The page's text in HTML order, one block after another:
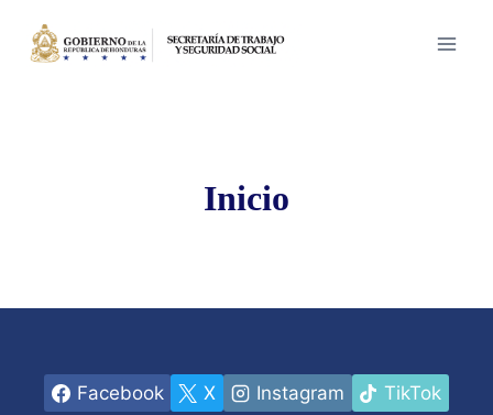
Inicio
Facebook X Instagram TikTok